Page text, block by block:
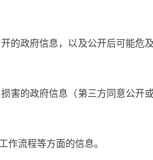
的政府信息，以及公开后可能
害的政府信息（第三方同意公
作流程等方面的信息。